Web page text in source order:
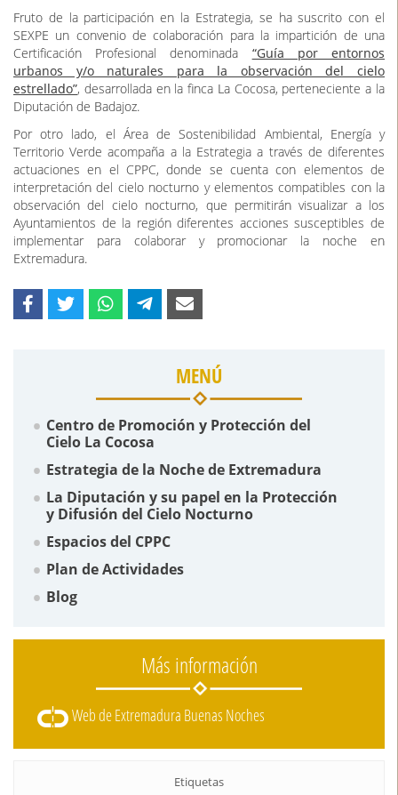
Fruto de la participación en la Estrategia, se ha suscrito con el
SEXPE un convenio de colaboración para la impartición de una
Certificación Profesional denominada “Guía por entornos
urbanos y/o naturales para la observación del cielo
estrellado”, desarrollada en la finca La Cocosa, perteneciente a la
Diputación de Badajoz.
Por otro lado, el Área de Sostenibilidad Ambiental, Energía y
Territorio Verde acompaña a la Estrategia a través de diferentes
actuaciones en el CPPC, donde se cuenta con elementos de
interpretación del cielo nocturno y elementos compatibles con la
observación del cielo nocturno, que permitirán visualizar a los
Ayuntamientos de la región diferentes acciones susceptibles de
implementar para colaborar y promocionar la noche en
Extremadura.
MENÚ
Centro de Promoción y Protección del
Cielo La Cocosa
Estrategia de la Noche de Extremadura
La Diputación y su papel en la Protección
y Difusión del Cielo Nocturno
Espacios del CPPC
Plan de Actividades
Blog
Más información
Web de Extremadura Buenas Noches
Etiquetas